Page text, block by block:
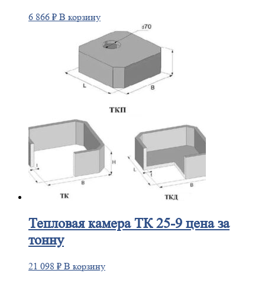
6 866 ₽ В корзину
Тепловаякамера ТК 25-9 цена за
тонну
21 098 ₽ В корзину